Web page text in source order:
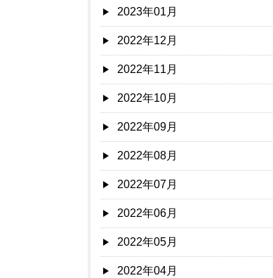
2023年01月
2022年12月
2022年11月
2022年10月
2022年09月
2022年08月
2022年07月
2022年06月
2022年05月
2022年04月